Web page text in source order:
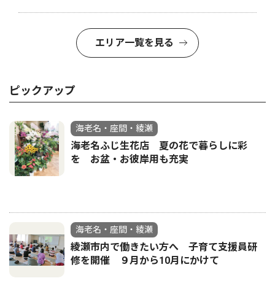
エリア一覧を見る
ピックアップ
海老名・座間・綾瀬
海老名ふじ生花店 夏の花で暮らしに彩
を お盆・お彼岸用も充実
海老名・座間・綾瀬
綾瀬市内で働きたい方へ 子育て支援員研
修を開催 ９月から10月にかけて